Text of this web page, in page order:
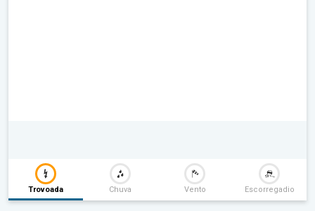
Trovoada Chuva Vento Escorregadio